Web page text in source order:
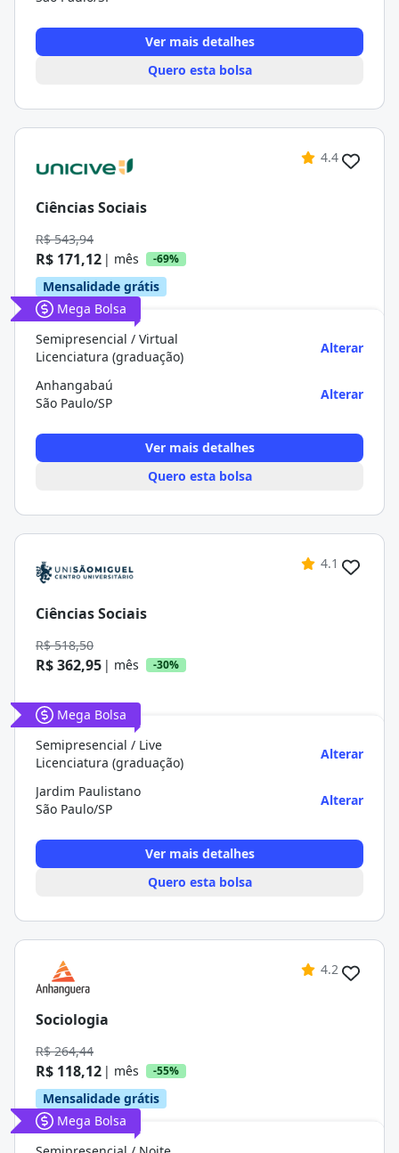
Ver mais detalhes
Quero esta bolsa
4.4
Ciências Sociais
R$ 543,94
R$ 171,12 | mês -69%
Mensalidade grátis
Mega Bolsa
Semipresencial / Virtual
Licenciatura (graduação)
Alterar
Anhangabaú
São Paulo/SP
Alterar
Ver mais detalhes
Quero esta bolsa
4.1
Ciências Sociais
R$ 518,50
R$ 362,95 | mês -30%
Mega Bolsa
Semipresencial / Live
Licenciatura (graduação)
Alterar
Jardim Paulistano
São Paulo/SP
Alterar
Ver mais detalhes
Quero esta bolsa
4.2
Sociologia
R$ 264,44
R$ 118,12 | mês -55%
Mensalidade grátis
Mega Bolsa